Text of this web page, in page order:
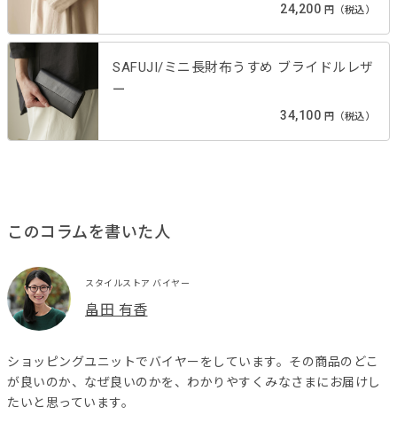
24,200 円（税込）
SAFUJI/ミニ長財布うすめ ブライドルレザ
ー
34,100 円（税込）
このコラムを書いた人
スタイルストア バイヤー
畠田 有香
ショッピングユニットでバイヤーをしています。その商品のどこ
が良いのか、なぜ良いのかを、わかりやすくみなさまにお届けし
たいと思っています。